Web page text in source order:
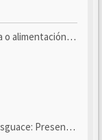
eléctri...
y seguimiento